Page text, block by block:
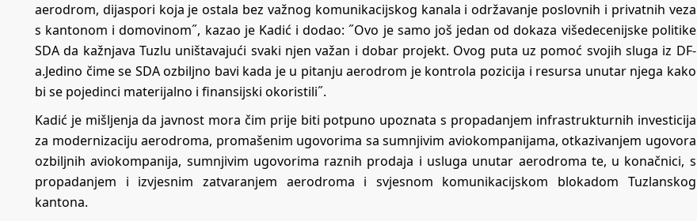
aerodrom, dijaspori koja je ostala bez važnog komunikacijskog kanala i održavanje poslovnih i privatnih veza
s kantonom i domovinom˝, kazao je Kadić i dodao: ˝Ovo je samo još jedan od dokaza višedecenijske politike
SDA da kažnjava Tuzlu uništavajući svaki njen važan i dobar projekt. Ovog puta uz pomoć svojih sluga iz DF-
a.Jedino čime se SDA ozbiljno bavi kada je u pitanju aerodrom je kontrola pozicija i resursa unutar njega kako
bi se pojedinci materijalno i finansijski okoristili˝.
Kadić je mišljenja da javnost mora čim prije biti potpuno upoznata s propadanjem infrastrukturnih investicija
za modernizaciju aerodroma, promašenim ugovorima sa sumnjivim aviokompanijama, otkazivanjem ugovora
ozbiljnih aviokompanija, sumnjivim ugovorima raznih prodaja i usluga unutar aerodroma te, u konačnici, s
propadanjem i izvjesnim zatvaranjem aerodroma i svjesnom komunikacijskom blokadom Tuzlanskog
kantona.